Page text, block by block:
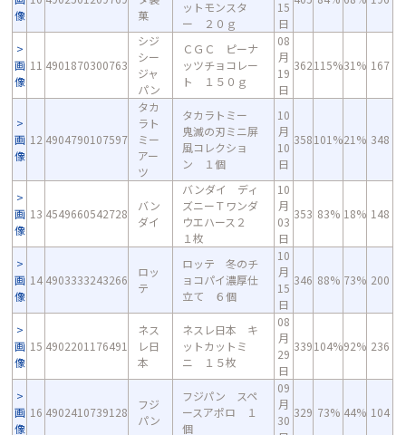
像
菓
ットモンスタ
ー ２０ｇ
15
日
画
像
11 4901870300763
シジ
シー
ジャ
パン
ＣＧＣ ピーナ
ッツチョコレー
ト １５０ｇ
08
月
19
日
362115%31% 167
画
像
12 4904790107597
タカ
ラト
ミー
アー
ツ
タカラトミー
鬼滅の刃ミニ屏
風コレクショ
ン １個
10
月
10
日
358101%21% 348
画
像
13 4549660542728
バン
ダイ
バンダイ ディ
ズニーＴワンダ
ウエハース２
１枚
10
月
03
日
353 83% 18% 148
画
像
14 4903333243266
ロッ
テ
ロッテ 冬のチ
ョコパイ濃厚仕
立て ６個
10
月
15
日
346 88% 73% 200
画
像
15 4902201176491
ネス
レ日
本
ネスレ日本 キ
ットカットミ
ニ １５枚
08
月
29
日
339104%92% 236
画
像
16 4902410739128
フジ
パン
フジパン スペ
ースアポロ １
個
09
月
30
329 73% 44% 104